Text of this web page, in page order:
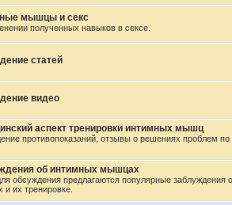
мышцы и секс
полученных навыков в сексе.
статей
видео
аспект тренировки интимных мышц
противопоказаний, отзывы о решениях проблем по
об интимных мышцах
обсуждения предлагаются популярные заблуждения
их тренировке.